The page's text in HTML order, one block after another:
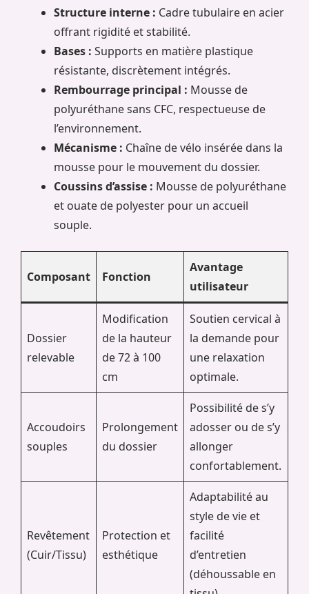
Structure interne : Cadre tubulaire en acier
offrant rigidité et stabilité.
Bases : Supports en matière plastique
résistante, discrètement intégrés.
Rembourrage principal : Mousse de
polyuréthane sans CFC, respectueuse de
l’environnement.
Mécanisme : Chaîne de vélo insérée dans la
mousse pour le mouvement du dossier.
Coussins d’assise : Mousse de polyuréthane
et ouate de polyester pour un accueil
souple.
Composant Fonction
Avantage
utilisateur
Dossier
relevable
Modification
de la hauteur
de 72 à 100
cm
Soutien cervical à
la demande pour
une relaxation
optimale.
Accoudoirs
souples
Prolongement
du dossier
Possibilité de s’y
adosser ou de s’y
allonger
confortablement.
Revêtement
(Cuir/Tissu)
Protection et
esthétique
Adaptabilité au
style de vie et
facilité
d’entretien
(déhoussable en